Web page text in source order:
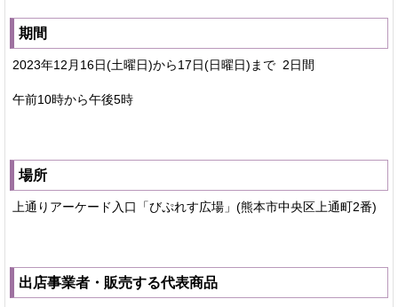
期間
2023年12月16日(土曜日)から17日(日曜日)まで 2日間
午前10時から午後5時
場所
上通りアーケード入口「びぷれす広場」(熊本市中央区上通町2番)
出店事業者・販売する代表商品